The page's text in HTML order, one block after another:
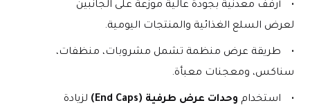
لعرض السلع الغذائية والمنتجات اليومية.
سناكس، ومعجنات معبأة.
استخدام وحدات عرض طرفية (End Caps)